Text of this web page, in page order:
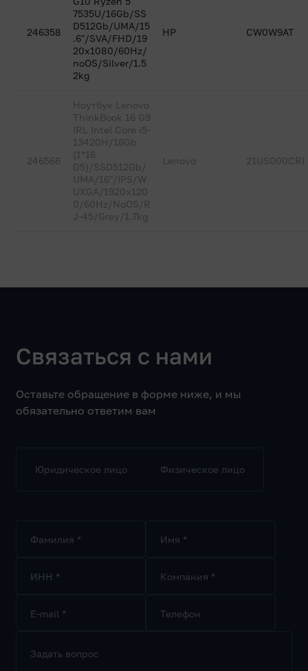
246358
7535U/16Gb/SS
D512Gb/UMA/15
.6"/SVA/FHD/19
20x1080/60Hz/
noOS/Silver/1.5
2kg
HP CW0W9AT
246566
Ноутбук Lenovo
ThinkBook 16 G9
IRL Intel Core i5-
13420H/16Gb
(1*16
D5)/SSD512Gb/
UMA/16"/IPS/W
UXGA/1920x120
0/60Hz/NoOS/R
J-45/Grey/1.7kg
Lenovo 21US000CRI
Связаться с нами
Оставьте обращение в форме ниже, и мы
обязательно ответим вам
Юридическое лицо Физическое лицо
Фамилия * Имя *
ИНН * Компания *
E-mail * Телефон
Задать вопрос